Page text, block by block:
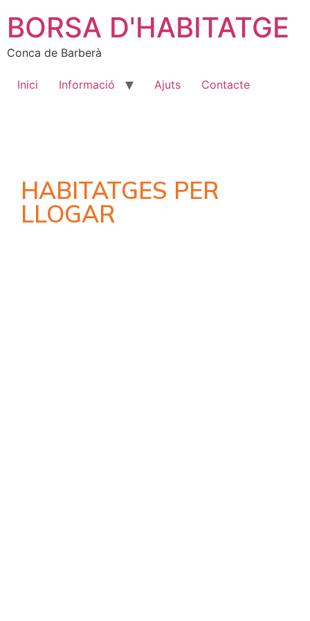
BORSA D'HABITATGE
Conca de Barberà
Inici Informació Ajuts Contacte
HABITATGES PER
LLOGAR